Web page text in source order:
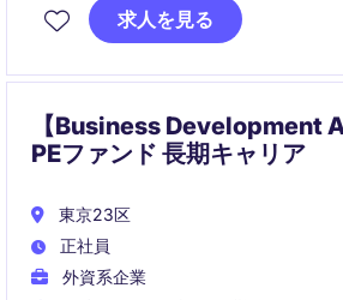
補者との関係構築に焦点を当ててい
求人を見る
【Business Development
PEファンド 長期キャリア
東京23区
正社員
外資系企業